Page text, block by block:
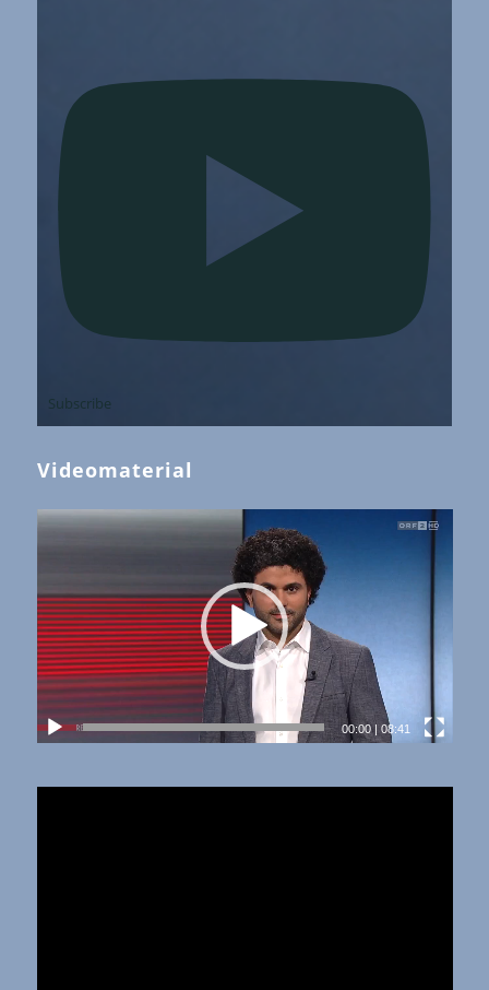
Subscribe
Videomaterial
00:00|08:41